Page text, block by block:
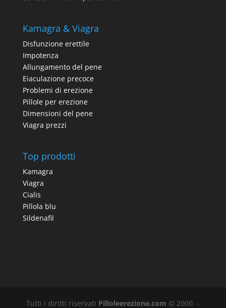
Kamagra & Viagra
Disfunzione erettile
Impotenza
Allungamento del pene
Eiaculazione precoce
Problemi di erezione
Pillole per erezione
Dimensioni del pene
Viagra prezzi
Top prodotti
Kamagra
Viagra
Cialis
Pillola blu
Sildenafil
Tutti i diritti riservati Pilloleerezione.com © 2000. -